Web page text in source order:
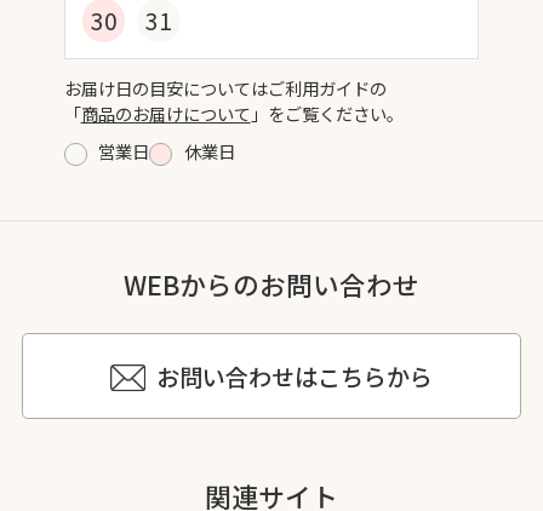
30
31
お届け日の目安についてはご利用ガイドの
「商品のお届けについて 」をご覧ください。
営業日
休業日
WEBからのお問い合わせ
お問い合わせはこちらから
関連サイト